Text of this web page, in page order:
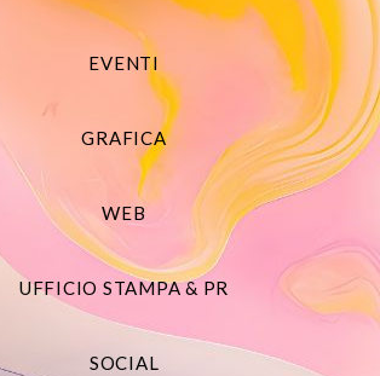
EVENTI
GRAFICA
WEB
UFFICIO STAMPA & PR
SOCIAL